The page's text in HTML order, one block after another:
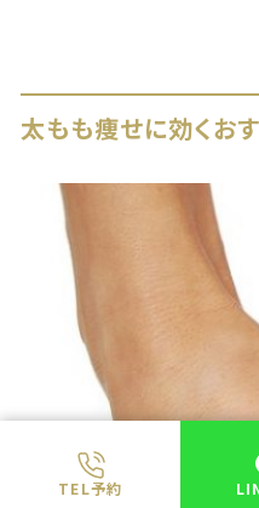
TEL予約
太もも痩せに効くお